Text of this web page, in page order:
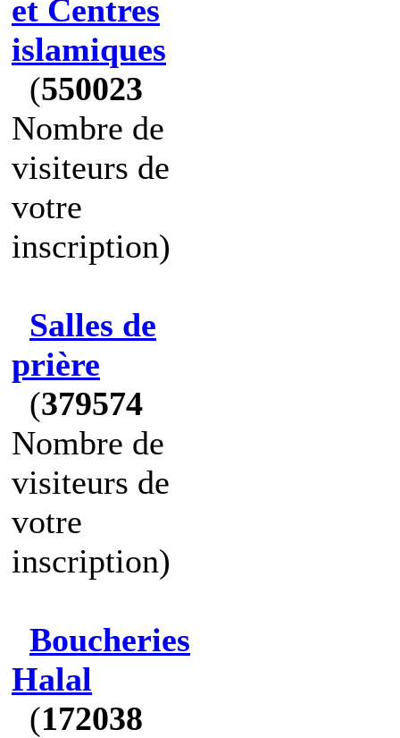
et Centres
islamiques
(550023
Nombre de
visiteurs de
votre
inscription)
Salles de
prière
(379574
Nombre de
visiteurs de
votre
inscription)
Boucheries
Halal
(172038